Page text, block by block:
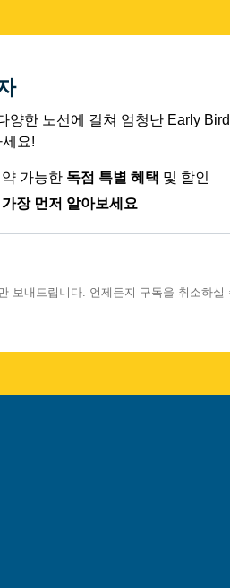
양한 노선에 걸쳐 엄청난 Early
요!
가능한 독점 특별 혜택 및 할인
가장 먼저 알아보세요
보내드립니다. 언제든지 구독을 취소하실